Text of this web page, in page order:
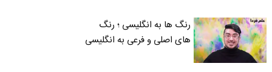
رنگ ها به انگلیسی ؛ رنگ
های اصلی و فرعی به انگلیسی